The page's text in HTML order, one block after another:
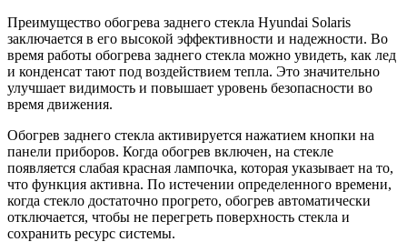
Преимущество обогрева заднего стекла Hyundai Solaris
заключается в его высокой эффективности и надежности. Во
время работы обогрева заднего стекла можно увидеть, как лед
и конденсат тают под воздействием тепла. Это значительно
улучшает видимость и повышает уровень безопасности во
время движения.
Обогрев заднего стекла активируется нажатием кнопки на
панели приборов. Когда обогрев включен, на стекле
появляется слабая красная лампочка, которая указывает на то,
что функция активна. По истечении определенного времени,
когда стекло достаточно прогрето, обогрев автоматически
отключается, чтобы не перегреть поверхность стекла и
сохранить ресурс системы.